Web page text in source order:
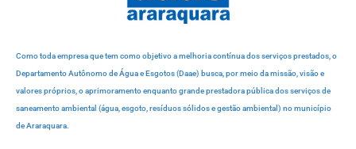
Como toda empresa que tem como objetivo a melhoria contínua dos serviços prestados, o
Departamento Autônomo de Água e Esgotos (Daae) busca, por meio da missão, visão e
valores próprios, o aprimoramento enquanto grande prestadora pública dos serviços de
saneamento ambiental (água, esgoto, resíduos sólidos e gestão ambiental) no município
de Araraquara.